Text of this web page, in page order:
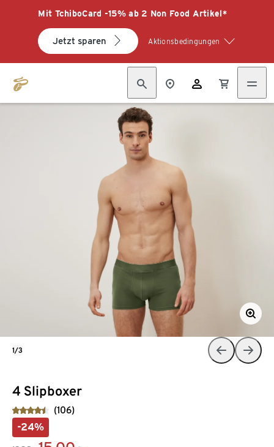
Mit TchiboCard -15% ab 2 Non Food Artikel*
Jetzt sparen Aktionsbedingungen
4 Slipboxer
(106)
-24%
1/3